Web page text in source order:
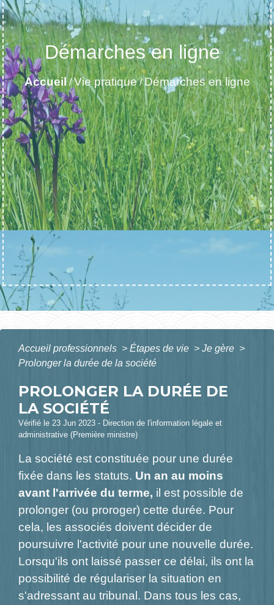
Démarches en ligne
Accueil/Vie pratique/Démarches en ligne
Accueil professionnels > Étapes de vie > Je gère >
Prolonger la durée de la société
PROLONGER LA DURÉE DE
LA SOCIÉTÉ
Vérifié le 23 Jun 2023 - Direction de l'information légale et
administrative (Première ministre)
La société est constituée pour une durée
fixée dans les statuts. Un an au moins
avant l'arrivée du terme, il est possible de
prolonger (ou proroger) cette durée. Pour
cela, les associés doivent décider de
poursuivre l'activité pour une nouvelle durée.
Lorsqu'ils ont laissé passer ce délai, ils ont la
possibilité de régulariser la situation en
s'adressant au tribunal. Dans tous les cas,